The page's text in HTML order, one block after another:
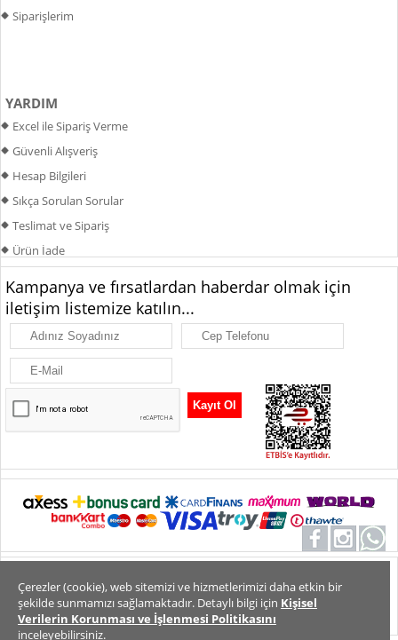
Siparişlerim
YARDIM
Excel ile Sipariş Verme
Güvenli Alışveriş
Hesap Bilgileri
Sıkça Sorulan Sorular
Teslimat ve Sipariş
Ürün İade
Kampanya ve fırsatlardan haberdar olmak için
iletişim listemize katılın...
Tüm Hakları Saklıdır. Copyright 2026
Çerezler (cookie), web sitemizi ve hizmetlerimizi daha etkin bir
şekilde sunmamızı sağlamaktadır. Detaylı bilgi için Kişisel
Verilerin Korunması ve İşlenmesi Politikasını
inceleyebilirsiniz.